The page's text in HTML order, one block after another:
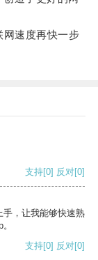
速度再快一步
支持[0] 反对[0]
手，让我能够快速熟
支持[0] 反对[0]